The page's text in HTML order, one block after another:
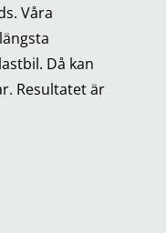
Våra
Då kan
Resultatet är